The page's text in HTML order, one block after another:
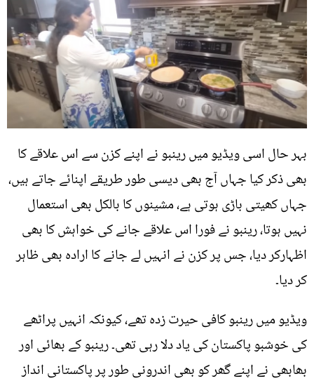
بہر حال اسی ویڈیو میں رینبو نے اپنے کزن سے اس علاقے کا
بھی ذکر کیا جہاں آج بھی دیسی طور طریقے اپنائے جاتے ہیں،
جہاں کھیتی باڑی ہوتی ہے، مشینوں کا بالکل بھی استعمال
نہیں ہوتا، رینبو نے فورا اس علاقے جانے کی خواہش کا بھی
اظہارکر دیا، جس پر کزن نے انہیں لے جانے کا ارادہ بھی ظاہر
کر دیا۔
ویڈیو میں رینبو کافی حیرت زدہ تھے، کیونکہ انہیں پراٹھے
کی خوشبو پاکستان کی یاد دلا رہی تھی۔ رینبو کے بھائی اور
بھابھی نے اپنے گھر کو بھی اندرونی طور پر پاکستانی انداز